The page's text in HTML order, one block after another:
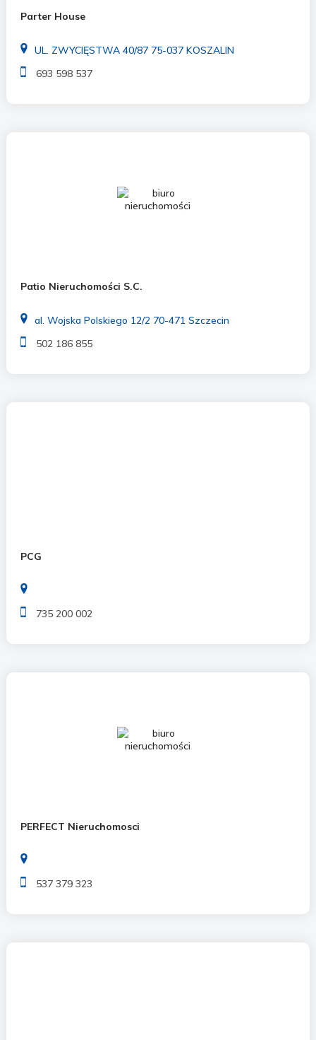
Parter House
UL. ZWYCIĘSTWA 40/87 75-037 KOSZALIN
693 598 537
Patio Nieruchomości S.C.
al. Wojska Polskiego 12/2 70-471 Szczecin
502 186 855
PCG
735 200 002
PERFECT Nieruchomosci
537 379 323